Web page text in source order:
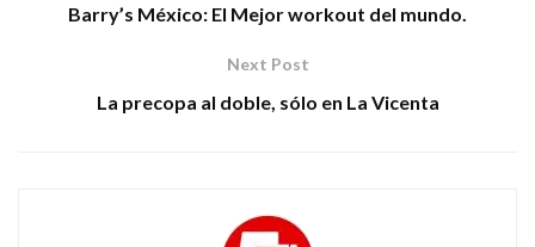
Barry’s México: El Mejor workout del mundo.
Next Post
La precopa al doble, sólo en La Vicenta